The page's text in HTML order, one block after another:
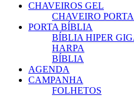
CHAVEIROS GEL
CHAVEIRO
PORTA BÍBLIA
BÍBLIA HIPER
HARPA
BÍBLIA
AGENDA
CAMPANHA
FOLHETOS